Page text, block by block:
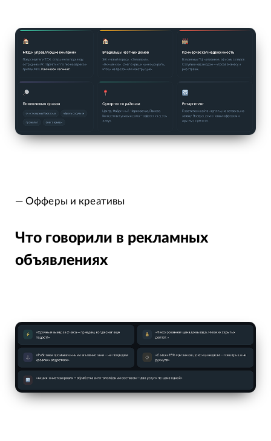
— Офферы и креативы
Что говорили в рекламных
объявлениях